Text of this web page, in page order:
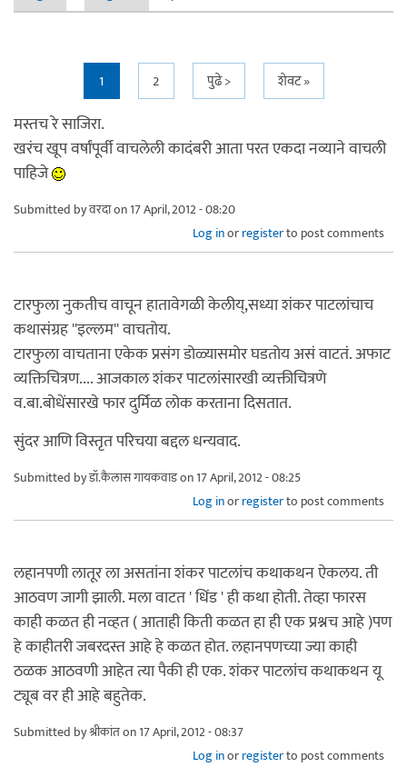
1 2 पुढे > शेवट »
मस्तच रे साजिरा.
खरंच खूप वर्षांपूर्वी वाचलेली कादंबरी आता परत एकदा नव्याने वाचली
पाहिजे
Submitted byवरदाon 17 April, 2012 - 08:20
Log inorregisterto post comments
टारफुला नुकतीच वाचून हातावेगळी केलीय्,सध्या शंकर पाटलांचाच
कथासंग्रह ''इल्लम'' वाचतोय.
टारफुला वाचताना एकेक प्रसंग डोळ्यासमोर घडतोय असं वाटतं. अफाट
व्यक्तिचित्रण.... आजकाल शंकर पाटलांसारखी व्यक्तीचित्रणे
व.बा.बोधेंसारखे फार दुर्मिळ लोक करताना दिसतात.
सुंदर आणि विस्तृत परिचया बद्दल धन्यवाद.
Submitted byडॉ.कैलास गायकवाडon 17 April, 2012 - 08:25
Log inorregisterto post comments
लहानपणी लातूर ला असतांना शंकर पाटलांच कथाकथन ऐकलय. ती
आठवण जागी झाली. मला वाटत ' धिंड ' ही कथा होती. तेव्हा फारस
काही कळत ही नव्हत ( आताही किती कळत हा ही एक प्रश्नच आहे )पण
हे काहीतरी जबरदस्त आहे हे कळत होत. लहानपणच्या ज्या काही
ठळक आठवणी आहेत त्या पैकी ही एक. शंकर पाटलांच कथाकथन यू
ट्यूब वर ही आहे बहुतेक.
Submitted byश्रीकांतon 17 April, 2012 - 08:37
Log inorregisterto post comments